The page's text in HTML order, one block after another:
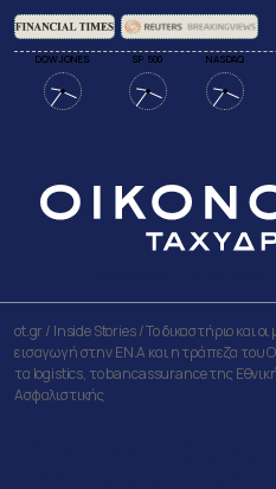
DOW JONES SP 500 NASDAQ
ot.gr/ Inside Stories/Το δικαστήριο και
εισαγωγή στην ΕΝ.Α και η τράπεζα του
τα logistics, το bancassurance της
Ασφαλιστικής